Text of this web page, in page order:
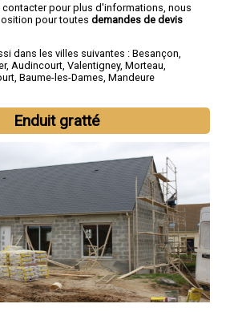
pour plus d'informations, nous
pour toutes demandes de devis
dans les villes suivantes : Besançon,
, Audincourt, Valentigney, Morteau,
, Baume-les-Dames, Mandeure
Enduit gratté